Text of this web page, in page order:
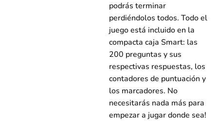
podrás terminar
perdiéndolos todos. Todo el
juego está incluido en la
compacta caja Smart: las
200 preguntas y sus
respectivas respuestas, los
contadores de puntuación y
los marcadores. No
necesitarás nada más para
empezar a jugar donde sea!